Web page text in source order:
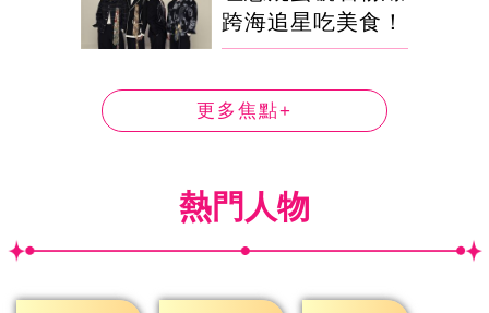
跨海追星吃美食！
更多焦點+
熱門人物